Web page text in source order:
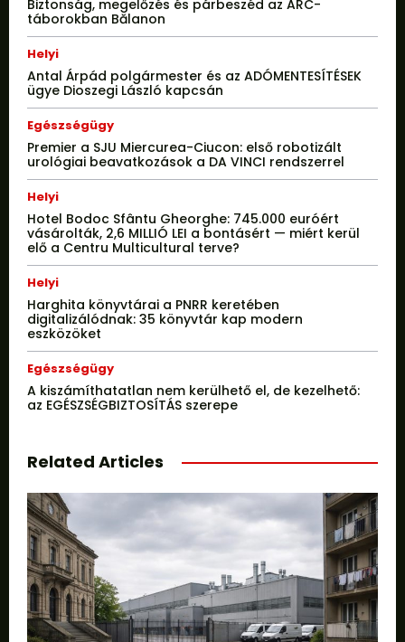
Biztonság, megelőzés és párbeszéd az ARC-
táborokban Bălanon
Helyi
Antal Árpád polgármester és az ADÓMENTESÍTÉSEK
ügye Dioszegi László kapcsán
Egészségügy
Premier a SJU Miercurea-Ciucon: első robotizált
urológiai beavatkozások a DA VINCI rendszerrel
Helyi
Hotel Bodoc Sfântu Gheorghe: 745.000 euróért
vásárolták, 2,6 MILLIÓ LEI a bontásért — miért kerül
elő a Centru Multicultural terve?
Helyi
Harghita könyvtárai a PNRR keretében
digitalizálódnak: 35 könyvtár kap modern
eszközöket
Egészségügy
A kiszámíthatatlan nem kerülhető el, de kezelhető:
az EGÉSZSÉGBIZTOSÍTÁS szerepe
Related Articles